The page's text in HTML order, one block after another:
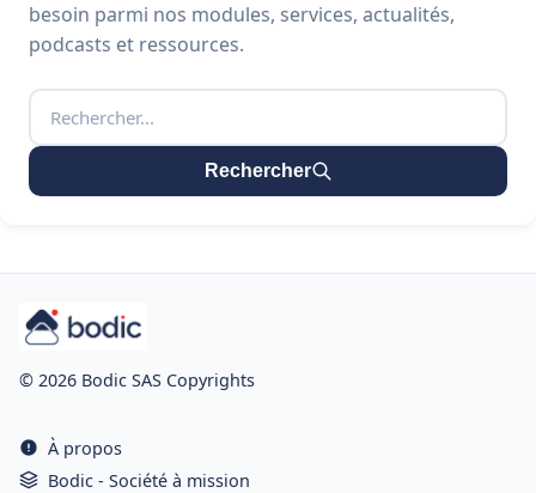
besoin parmi nos modules, services, actualités,
podcasts et ressources.
Rechercher
© 2026 Bodic SAS Copyrights
À propos
Bodic - Société à mission